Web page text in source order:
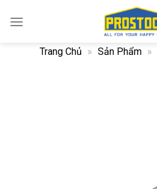
Trang Chủ » Sản Phẩm »